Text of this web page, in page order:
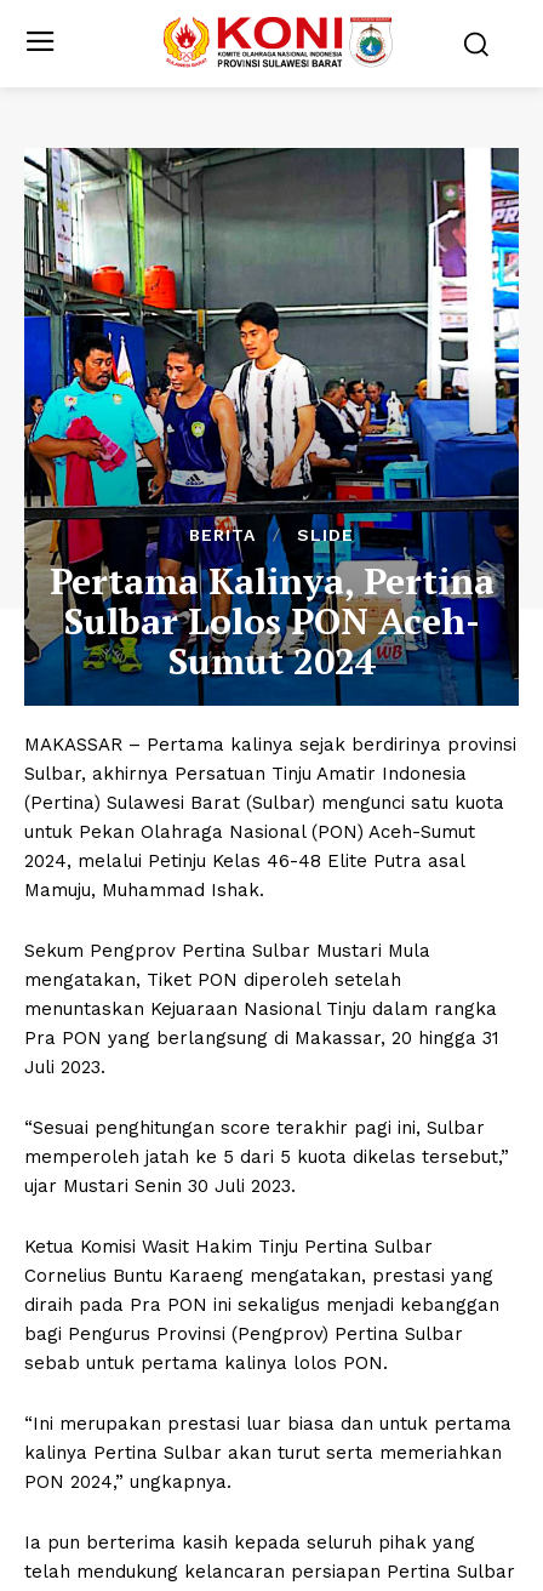
BERITA SLIDE
Pertama Kalinya, Pertina
Sulbar Lolos PON Aceh-
Sumut 2024
MAKASSAR – Pertama kalinya sejak berdirinya provinsi
Sulbar, akhirnya Persatuan Tinju Amatir Indonesia
(Pertina) Sulawesi Barat (Sulbar) mengunci satu kuota
untuk Pekan Olahraga Nasional (PON) Aceh-Sumut
2024, melalui Petinju Kelas 46-48 Elite Putra asal
Mamuju, Muhammad Ishak.
Sekum Pengprov Pertina Sulbar Mustari Mula
mengatakan, Tiket PON diperoleh setelah
menuntaskan Kejuaraan Nasional Tinju dalam rangka
Pra PON yang berlangsung di Makassar, 20 hingga 31
Juli 2023.
“Sesuai penghitungan score terakhir pagi ini, Sulbar
memperoleh jatah ke 5 dari 5 kuota dikelas tersebut,”
ujar Mustari Senin 30 Juli 2023.
Ketua Komisi Wasit Hakim Tinju Pertina Sulbar
Cornelius Buntu Karaeng mengatakan, prestasi yang
diraih pada Pra PON ini sekaligus menjadi kebanggan
bagi Pengurus Provinsi (Pengprov) Pertina Sulbar
sebab untuk pertama kalinya lolos PON.
“Ini merupakan prestasi luar biasa dan untuk pertama
kalinya Pertina Sulbar akan turut serta memeriahkan
PON 2024,” ungkapnya.
Ia pun berterima kasih kepada seluruh pihak yang
telah mendukung kelancaran persiapan Pertina Sulbar